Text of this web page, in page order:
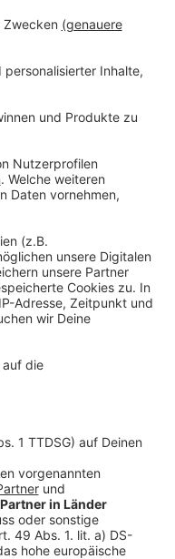
der
ab.
Kindertheater-Reihe
ab zwei
sowie
Saison spannende
im Rahmen des
(er)leben“. Viele
mit der
noch mehr Raum
Projekte. In der
zahlreichen Aktionen
vom
Kulturbüros –